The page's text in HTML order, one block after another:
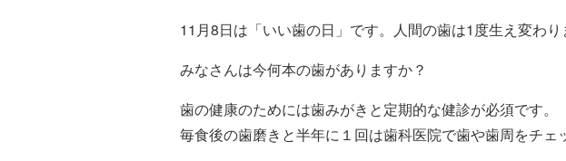
11月8日は「いい歯の日」です。人間の歯は1度生え変わ
みなさんは今何本の歯がありますか？
歯の健康のためには歯みがきと定期的な健診が必須です。
毎食後の歯磨きと半年に１回は歯科医院で歯や歯周をチェ